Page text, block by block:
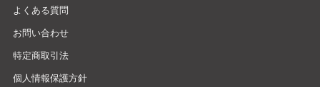
よくある質問
お問い合わせ
特定商取引法
個人情報保護方針